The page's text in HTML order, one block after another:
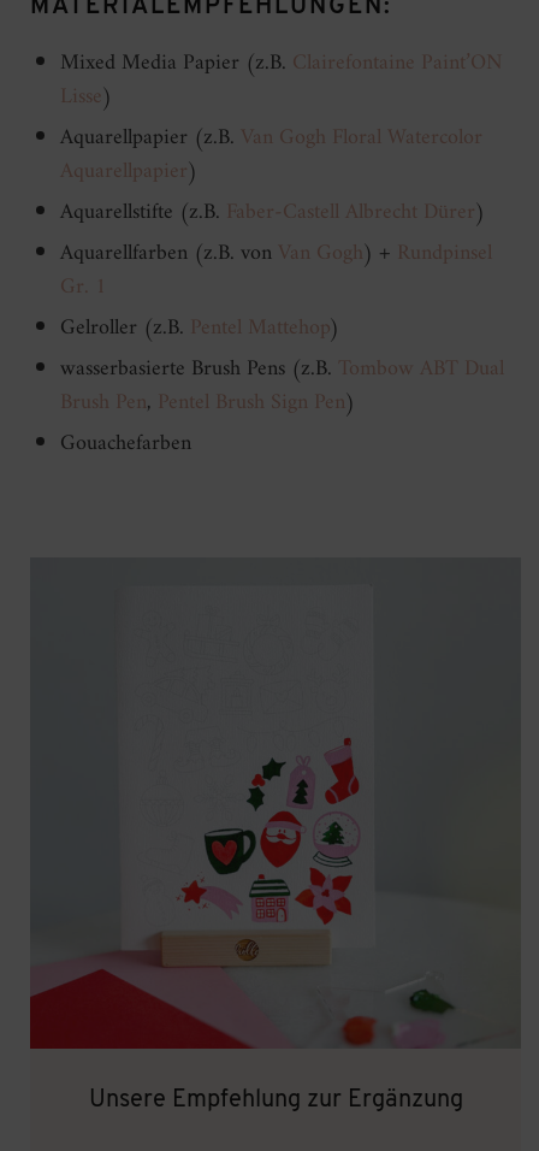
MATERIALEMPFEHLUNGEN:
Mixed Media Papier (z.B. Clairefontaine Paint’ON
Lisse)
Aquarellpapier (z.B. Van Gogh Floral Watercolor
Aquarellpapier)
Aquarellstifte (z.B. Faber-Castell Albrecht Dürer)
Aquarellfarben (z.B. vonVan Gogh) + Rundpinsel
Gr. 1
Gelroller (z.B. Pentel Mattehop)
wasserbasierte Brush Pens (z.B. Tombow ABT Dual
Brush Pen, Pentel Brush Sign Pen)
Gouachefarben
Unsere Empfehlung zur Ergänzung